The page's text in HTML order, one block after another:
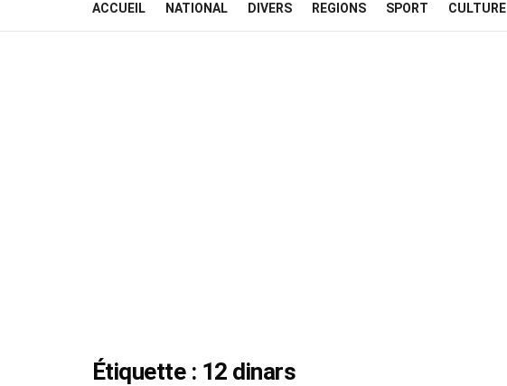
ACCUEIL NATIONAL DIVERS REGIONS SPORT CULTURE
Étiquette : 12 dinars